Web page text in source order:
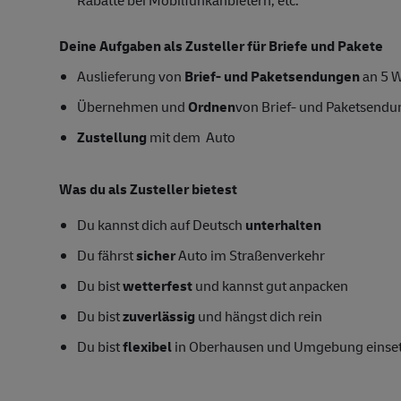
Deine Aufgaben als Zusteller für Briefe und Pakete
Auslieferung von Brief- und Paketsendungenan 5
Übernehmen undOrdnenvon Brief- und
Zustellung mit dem Auto
Was du als Zusteller bietest
Du kannst dich auf Deutsch unterhalten
Du fährstsicherAuto im Straßenverkehr
Du bistwetterfestund kannst gut anpacken
Du bistzuverlässig und hängst dich rein
Du bistflexibelin Oberhausen und Umgebung